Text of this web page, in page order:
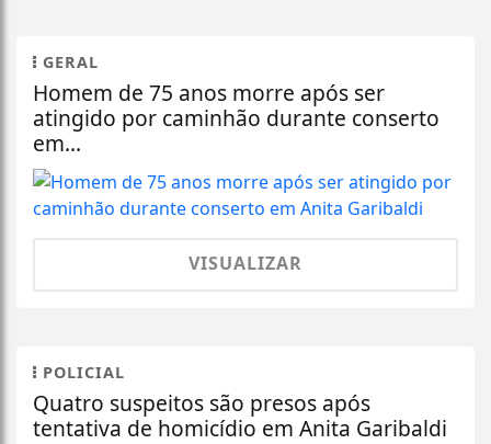
GERAL
Homem de 75 anos morre após ser
atingido por caminhão durante conserto
em...
VISUALIZAR
POLICIAL
Quatro suspeitos são presos após
tentativa de homicídio em Anita Garibaldi